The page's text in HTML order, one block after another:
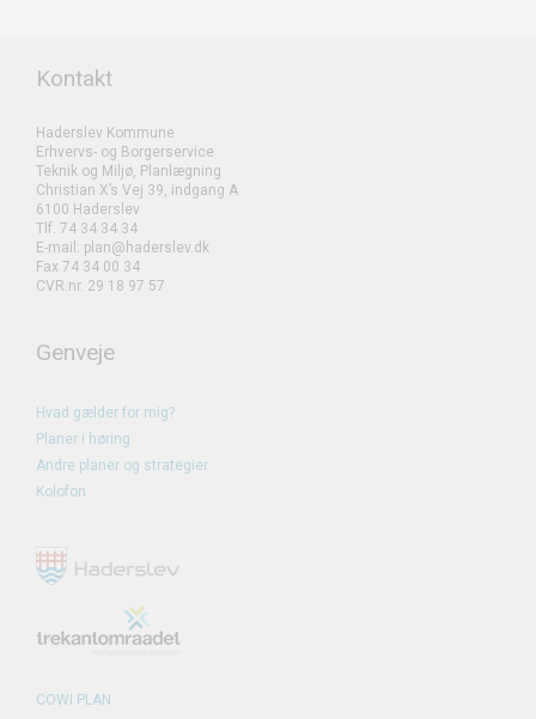
Kontakt
Haderslev Kommune
Erhvervs- og Borgerservice
Teknik og Miljø, Planlægning
Christian X’s Vej 39, indgang A
6100 Haderslev
Tlf. 74 34 34 34
E-mail: plan@haderslev.dk
Fax 74 34 00 34
CVR.nr. 29 18 97 57
Genveje
Hvad gælder for mig?
Planer i høring
Andre planer og strategier
Kolofon
COWI PLAN